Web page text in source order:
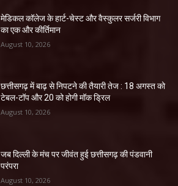
​मेडिकल कॉलेज के हार्ट-चेस्ट और वैस्कुलर सर्जरी विभाग
का एक और कीर्तिमान
August 10, 2026
छत्तीसगढ़ में बाढ़ से निपटने की तैयारी तेज : 18 अगस्त को
टेबल-टॉप और 20 को होगी मॉक ड्रिल
August 10, 2026
जब दिल्ली के मंच पर जीवंत हुई छत्तीसगढ़ की पंडवानी
परंपरा
August 10, 2026